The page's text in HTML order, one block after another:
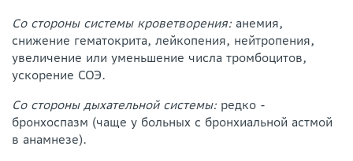
Со стороны системы кроветворения: анемия,
снижение гематокрита, лейкопения, нейтропения,
увеличение или уменьшение числа тромбоцитов,
ускорение СОЭ.
Со стороны дыхательной системы: редко -
бронхоспазм (чаще у больных с бронхиальной астмой
в анамнезе).